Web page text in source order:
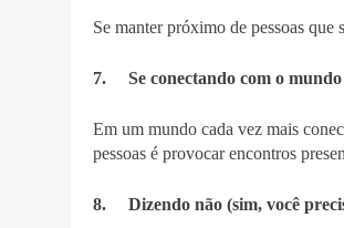
Se manter próximo de pessoas que
7. Se conectando com o
Em um mundo cada vez mais
pessoas é provocar encontros
8. Dizendo não (sim, você